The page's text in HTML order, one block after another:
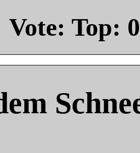
Vote: Top: 0